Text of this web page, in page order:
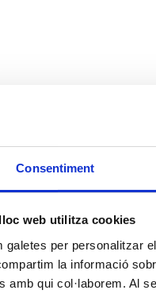
Consentiment
web utilitza cookies
galetes per personalitzar
la informació
amb qui col·laborem. Al